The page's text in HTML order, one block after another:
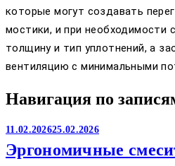
которые могут создавать
мостики, и при необходимости
толщину и тип уплотнений, а
вентиляцию с минимальными
Навигация по
11.02.202625.02.2026
Эргономичные